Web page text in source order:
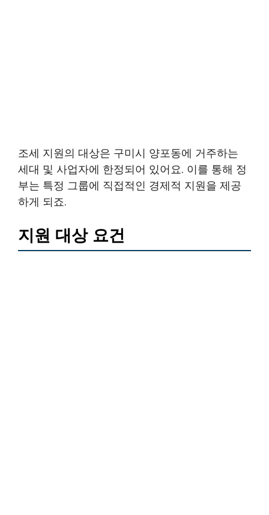
조세 지원의 대상은 구미시 양포동에 거주하는
세대 및 사업자에 한정되어 있어요. 이를 통해 정
부는 특정 그룹에 직접적인 경제적 지원을 제공
하게 되죠.
지원 대상 요건